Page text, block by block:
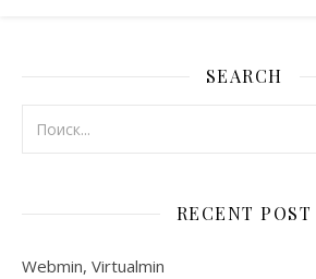
SEARCH
RECENT POST
Webmin, Virtualmin